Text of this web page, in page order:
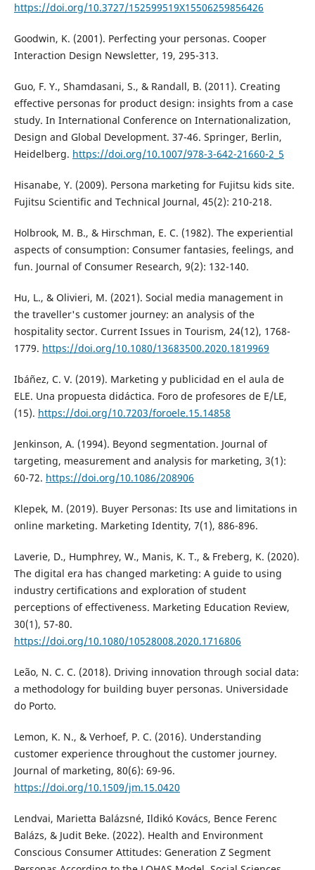
https://doi.org/10.3727/152599519X15506259856426
Goodwin, K. (2001). Perfecting your personas. Cooper
Interaction Design Newsletter, 19, 295-313.
Guo, F. Y., Shamdasani, S., & Randall, B. (2011). Creating
effective personas for product design: insights from a case
study. In International Conference on Internationalization,
Design and Global Development. 37-46. Springer, Berlin,
Heidelberg. https://doi.org/10.1007/978-3-642-21660-2_5
Hisanabe, Y. (2009). Persona marketing for Fujitsu kids site.
Fujitsu Scientific and Technical Journal, 45(2): 210-218.
Holbrook, M. B., & Hirschman, E. C. (1982). The experiential
aspects of consumption: Consumer fantasies, feelings, and
fun. Journal of Consumer Research, 9(2): 132-140.
Hu, L., & Olivieri, M. (2021). Social media management in
the traveller's customer journey: an analysis of the
hospitality sector. Current Issues in Tourism, 24(12), 1768-
1779. https://doi.org/10.1080/13683500.2020.1819969
Ibáñez, C. V. (2019). Marketing y publicidad en el aula de
ELE. Una propuesta didáctica. Foro de profesores de E/LE,
(15). https://doi.org/10.7203/foroele.15.14858
Jenkinson, A. (1994). Beyond segmentation. Journal of
targeting, measurement and analysis for marketing, 3(1):
60-72. https://doi.org/10.1086/208906
Klepek, M. (2019). Buyer Personas: Its use and limitations in
online marketing. Marketing Identity, 7(1), 886-896.
Laverie, D., Humphrey, W., Manis, K. T., & Freberg, K. (2020).
The digital era has changed marketing: A guide to using
industry certifications and exploration of student
perceptions of effectiveness. Marketing Education Review,
30(1), 57-80.
https://doi.org/10.1080/10528008.2020.1716806
Leão, N. C. C. (2018). Driving innovation through social data:
a methodology for building buyer personas. Universidade
do Porto.
Lemon, K. N., & Verhoef, P. C. (2016). Understanding
customer experience throughout the customer journey.
Journal of marketing, 80(6): 69-96.
https://doi.org/10.1509/jm.15.0420
Lendvai, Marietta Balázsné, Ildikó Kovács, Bence Ferenc
Balázs, & Judit Beke. (2022). Health and Environment
Conscious Consumer Attitudes: Generation Z Segment